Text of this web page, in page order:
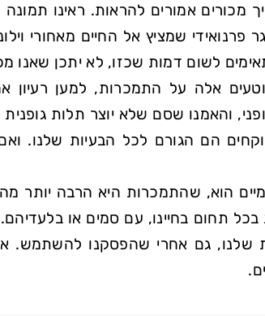
אמורים להראות. ראינו תמונה
שמציץ אל החיים מאחורי
לשום דמות שכזו, לא יתכן שאנו
אלה על התמכרות, למען רעיון
והאמנו שסם שלא יוצר תלות
הם הגורם לכל הבעיות שלנו.
הוא, שהתמכרות היא הרבה יותר
תחום בחיינו, עם סמים או בלעדיהם.
גם אחרי שהפסקנו להשתמש.